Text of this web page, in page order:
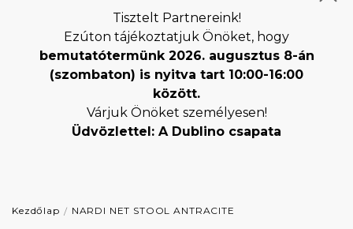
Tisztelt Partnereink!
Ezúton tájékoztatjuk Önöket, hogy
bemutatótermünk 2026. augusztus 8-án
(szombaton) is nyitva tart 10:00-16:00
között.
Várjuk Önöket személyesen!
Üdvözlettel: A Dublino csapata
Kezdőlap NARDI NET STOOL ANTRACITE